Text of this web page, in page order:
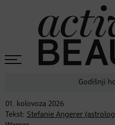
Godišnji
01. kolovoza 2026
Tekst: Stefanie Angerer